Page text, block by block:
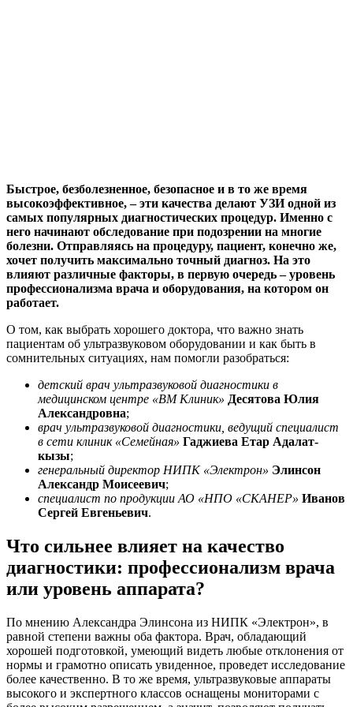
Быстрое, безболезненное, безопасное и в то же время
высокоэффективное, – эти качества делают УЗИ одной из
самых популярных диагностических процедур. Именно с
него начинают обследование при подозрении на многие
болезни. Отправляясь на процедуру, пациент, конечно же,
хочет получить максимально точный диагноз. На это
влияют различные факторы, в первую очередь – уровень
профессионализма врача и оборудования, на котором он
работает.
О том, как выбрать хорошего доктора, что важно знать
пациентам об ультразвуковом оборудовании и как быть в
сомнительных ситуациях, нам помогли разобраться:
детский врач ультразвуковой диагностики в
медицинском центре «ВМ Клиник» Десятова Юлия
Александровна;
врач ультразвуковой диагностики, ведущий специалист
в сети клиник «Семейная» Гаджиева Етар Адалат-
кызы;
генеральный директор НИПК «Электрон» Элинсон
Александр Моисеевич;
специалист по продукции АО «НПО «СКАНЕР» Иванов
Сергей Евгеньевич.
Что сильнее влияет на качество
диагностики: профессионализм врача
или уровень аппарата?
По мнению Александра Элинсона из НИПК «Электрон», в
равной степени важны оба фактора. Врач, обладающий
хорошей подготовкой, умеющий видеть любые отклонения от
нормы и грамотно описать увиденное, проведет исследование
более качественно. В то же время, ультразвуковые аппараты
высокого и экспертного классов оснащены мониторами с